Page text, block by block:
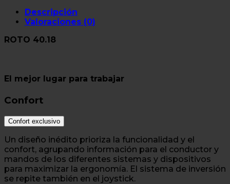
Descripción
Valoraciones (0)
ROTO 40.18
El mejor lugar para trabajar
Confort
Confort exclusivo
Un diseño inédito prioriza la funcionalidad y el
confort, agrupando información para el conductor y
mandos de los diferentes sistemas y dispositivos
para maximizar la ergonomía. El sistema de inversión
se repite también en el joystick.